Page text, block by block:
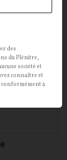
des
du Plénitre,
société et
connaître et
conformément à